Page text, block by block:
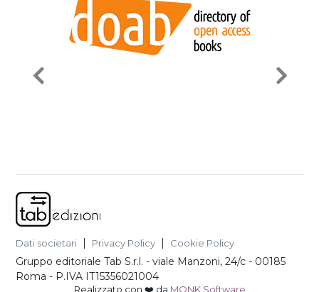
Dati societari Privacy Policy Cookie Policy
Gruppo editoriale Tab S.r.l. -viale Manzoni, 24/c - 00185
Roma - P.IVA IT15356021004
Realizzato con ❤️ da MONK Software